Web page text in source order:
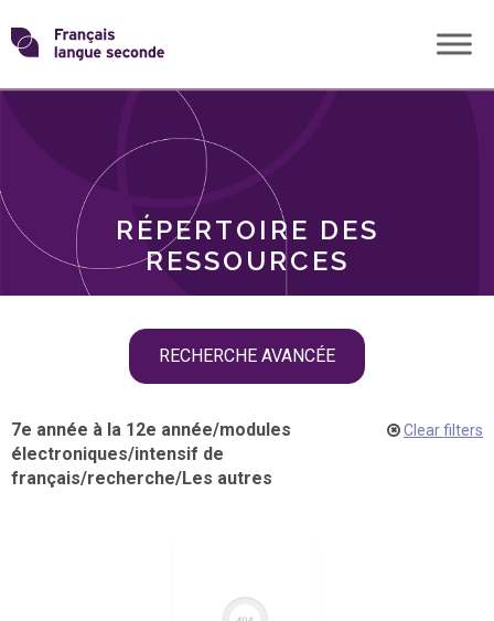
Skip
toTransformons
langue
RÉPERTOIRE DES
RESSOURCES
RECHERCHE AVANCÉE
THÈMES
7e année à la 12e année/modules
électroniques/intensif de
français/recherche/Les autres
Clear filters